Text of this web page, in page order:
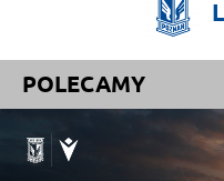
POLECAMY